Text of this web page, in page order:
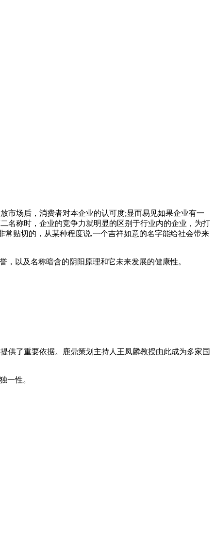
市场后，消费者对本企业的认可度;显而易见如果企业有一
名称时，企业的竞争力就明显的区别于行业内的企业，为打
贴切的，从某种程度说,一个吉祥如意的名字能给社会带来
以及名称暗含的阴阳原理和它未来发展的健康性。
了重要依据。鹿鼎策划主持人王凤麟教授由此成为多家国
一性。